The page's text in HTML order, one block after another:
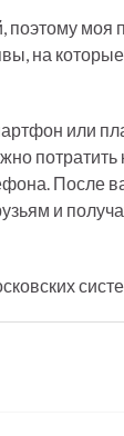
моя
на
или
потратить
После
и